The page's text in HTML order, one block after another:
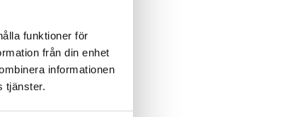
funktioner för
från din enhet
informationen
tjänster.